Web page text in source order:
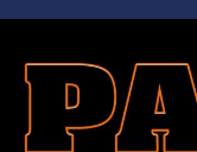
Skip
content